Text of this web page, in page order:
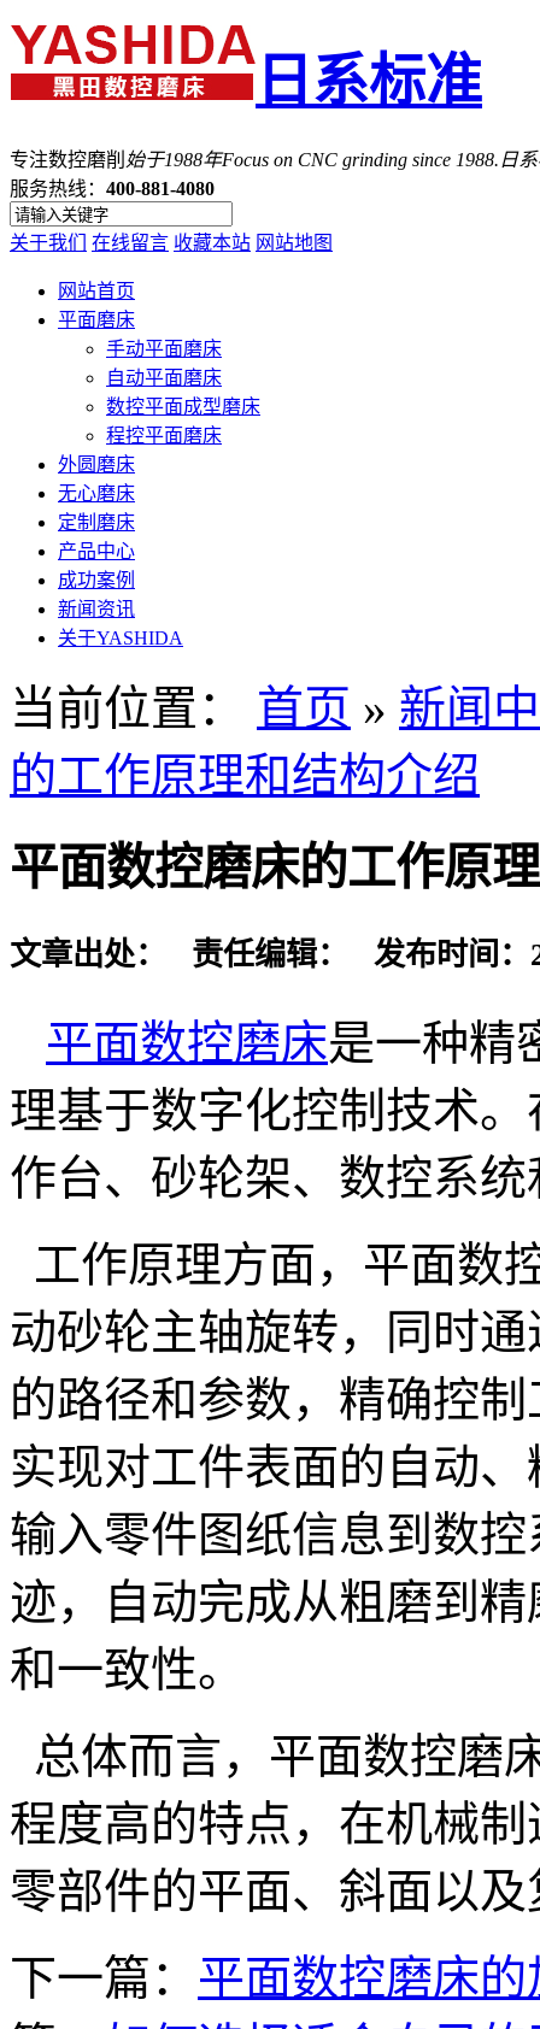
日系标准
专注数控磨削 始于1988年Focus on CNC grinding since 1988.日
服务热线： 400-881-4080
关于我们 在线留言 收藏本站 网站地图
网站首页
平面磨床
手动平面磨床
自动平面磨床
数控平面成型磨床
程控平面磨床
外圆磨床
无心磨床
定制磨床
产品中心
成功案例
新闻资讯
关于YASHIDA
当前位置： 首页 » 新闻
的工作原理和结构介绍
平面数控磨床的工作原
文章出处： 责任编辑： 发布时间：
平面数控磨床是一种精
理基于数字化控制技术
作台、砂轮架、数控系
工作原理方面，平面数
动砂轮主轴旋转，同时
的路径和参数，精确控
实现对工件表面的自动
输入零件图纸信息到数
迹，自动完成从粗磨到
和一致性。
总体而言，平面数控磨
程度高的特点，在机械
零部件的平面、斜面以
下一篇： 平面数控磨床